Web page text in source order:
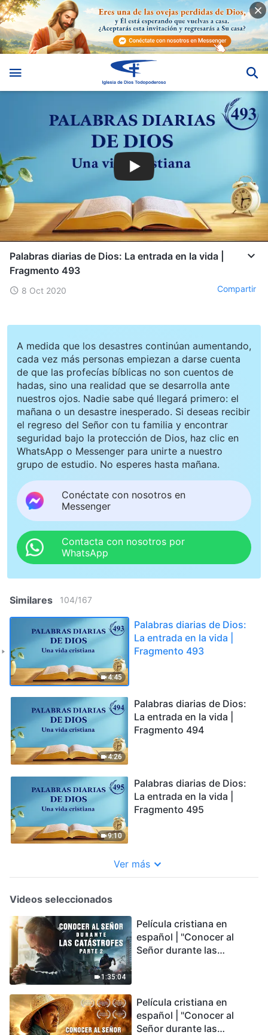
Palabras diarias de Dios: La entrada en la vida |
Fragmento 493
8 Oct 2020 Compartir
A medida que los desastres continúan aumentando,
cada vez más personas empiezan a darse cuenta
de que las profecías bíblicas no son cuentos de
hadas, sino una realidad que se desarrolla ante
nuestros ojos. Nadie sabe qué llegará primero: el
mañana o un desastre inesperado. Si deseas recibir
el regreso del Señor con tu familia y encontrar
seguridad bajo la protección de Dios, haz clic en
WhatsApp o Messenger para unirte a nuestro
grupo de estudio. No esperes hasta mañana.
Conéctate con nosotros en
Messenger
Contacta con nosotros por
WhatsApp
Similares 104/167
4:45
Palabras diarias de Dios:
La entrada en la vida |
Fragmento 493
4:26
Palabras diarias de Dios:
La entrada en la vida |
Fragmento 494
9:10
Palabras diarias de Dios:
La entrada en la vida |
Fragmento 495
Ver más
Videos seleccionados
1:35:04
Película cristiana en
español | "Conocer al
Señor durante las
podemos sobrevivir?
Película cristiana en
español | "Conocer al
Señor durante las